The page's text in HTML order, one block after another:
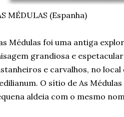
MÉDULAS (Espanha)
Médulas foi uma antiga
grandiosa e
e carvalhos, no
O sítio de As
aldeia com o mesmo